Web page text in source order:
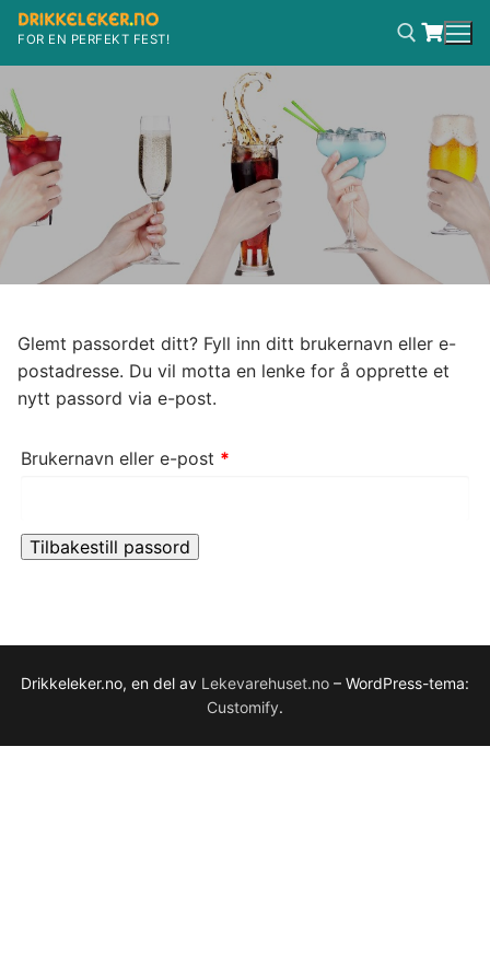
Hopp
innholdet
FOR EN PERFEKT FEST!
Søk etter:
Glemt passordet ditt? Fyll inn ditt brukernavn eller e-
postadresse. Du vil motta en lenke for å opprette et
nytt passord via e-post.
Brukernavn eller e-post *
Tilbakestill passord
Drikkeleker.no, en del av Lekevarehuset.no – WordPress-tema:
Customify.